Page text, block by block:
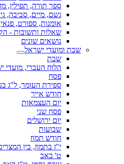
ספר תורה, תפילין,
גשם, מיים, סביבה,
אומנות, ספורט, פנאי
שאלות ותשובות -
נושאים שונים
שבת ומועדי ישראל
שבת
הלוח העברי, מועדי
פסח
ספירת העומר, ל"ג
חודש אייר
יום העצמאות
פסח שני
יום ירושלים
שבועות
חודש תמוז
י"ז בתמוז, בין
ט' באב